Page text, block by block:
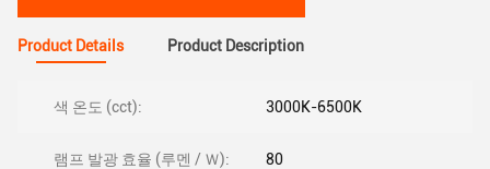
Product Details Product Description
색 온도 (cct): 3000K-6500K
램프 발광 효율 (루멘 / Ｗ): 80